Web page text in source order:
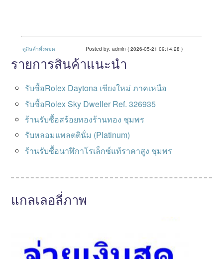
ดูสินค้าทั้งหมด Posted by: admin ( 2026-05-21 09:14:28 )
รายการสินค้าแนะนำ
รับซื้อRolex Daytona เชียงใหม่ ภาคเหนือ
รับซื้อRolex Sky Dweller Ref. 326935
ร้านรับซื้อสร้อยทองร้านทอง ชุมพร
รับหลอมแพลตตินั่ม (Platinum)
ร้านรับซื้อนาฬิกาโรเล็กซ์แท้ราคาสูง ชุมพร
แกลเลอลี่ภาพ